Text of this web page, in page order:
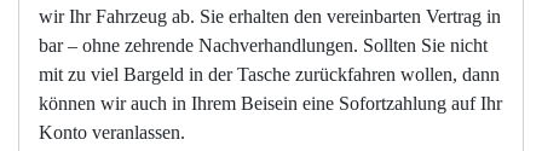
wir Ihr Fahrzeug ab. Sie erhalten den vereinbarten Vertrag in
bar – ohne zehrende Nachverhandlungen. Sollten Sie nicht
mit zu viel Bargeld in der Tasche zurückfahren wollen, dann
können wir auch in Ihrem Beisein eine Sofortzahlung auf Ihr
Konto veranlassen.